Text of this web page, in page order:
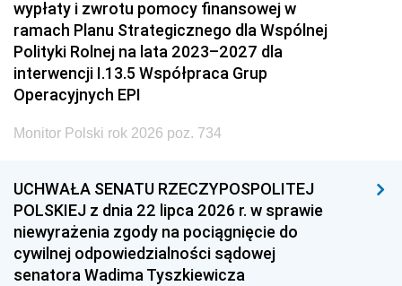
wypłaty i zwrotu pomocy finansowej w
ramach Planu Strategicznego dla Wspólnej
Polityki Rolnej na lata 2023–2027 dla
interwencji I.13.5 Współpraca Grup
Operacyjnych EPI
Monitor Polski rok 2026 poz. 734
UCHWAŁA SENATU RZECZYPOSPOLITEJ
POLSKIEJ z dnia 22 lipca 2026 r. w sprawie
niewyrażenia zgody na pociągnięcie do
cywilnej odpowiedzialności sądowej
senatora Wadima Tyszkiewicza